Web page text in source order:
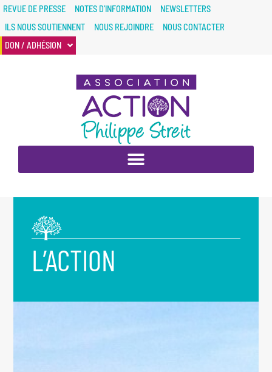
REVUE DE PRESSE NOTES D’INFORMATION
NEWSLETTERS
ILS NOUS SOUTIENNENT
NOUS REJOINDRE
NOUS CONTACTER
DON / ADHÉSION
L’ACTION